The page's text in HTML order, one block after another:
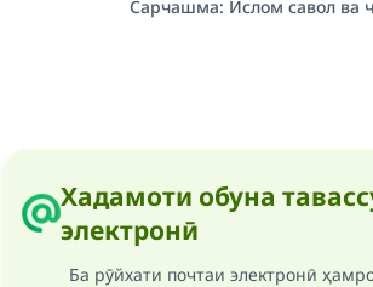
Сарчашма: Ислом савол ва
Хадамоти обуна
электронӣ
Ба рӯйхати почтаи электронӣ